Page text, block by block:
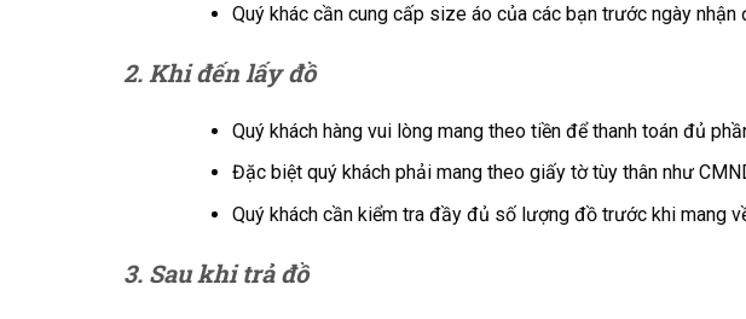
Quý khác cần cung cấp size áo của các bạn trước ngày
2. Khi đến lấy đồ
Quý khách hàng vui lòng mang theo tiền để thanh toán đủ
Đặc biệt quý khách phải mang theo giấy tờ tùy thân như
Quý khách cần kiểm tra đầy đủ số lượng đồ trước khi mang
3. Sau khi trả đồ